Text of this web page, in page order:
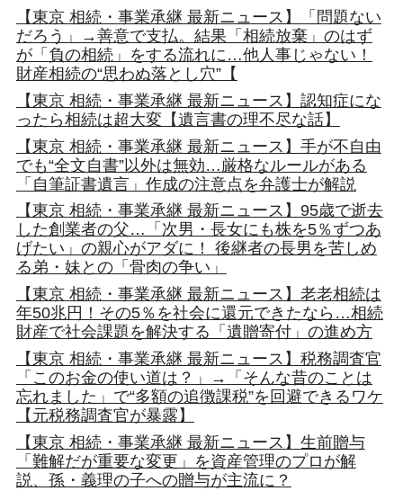
【東京 相続・事業承継 最新ニュース】「問題ない
だろう」→善意で支払。結果「相続放棄」のはず
が「負の相続」をする流れに…他人事じゃない！
財産相続の“思わぬ落とし穴”【
【東京 相続・事業承継 最新ニュース】認知症にな
ったら相続は超大変【遺言書の理不尽な話】
【東京 相続・事業承継 最新ニュース】手が不自由
でも“全文自書”以外は無効…厳格なルールがある
「自筆証書遺言」作成の注意点を弁護士が解説
【東京 相続・事業承継 最新ニュース】95歳で逝去
した創業者の父…「次男・長女にも株を5％ずつあ
げたい」の親心がアダに！ 後継者の長男を苦しめ
る弟・妹との「骨肉の争い」
【東京 相続・事業承継 最新ニュース】老老相続は
年50兆円！その5％を社会に還元できたなら…相続
財産で社会課題を解決する「遺贈寄付」の進め方
【東京 相続・事業承継 最新ニュース】税務調査官
「このお金の使い道は？」→「そんな昔のことは
忘れました」で“多額の追徴課税”を回避できるワケ
【元税務調査官が暴露】
【東京 相続・事業承継 最新ニュース】生前贈与
「難解だが重要な変更」を資産管理のプロが解
説、孫・義理の子への贈与が主流に？